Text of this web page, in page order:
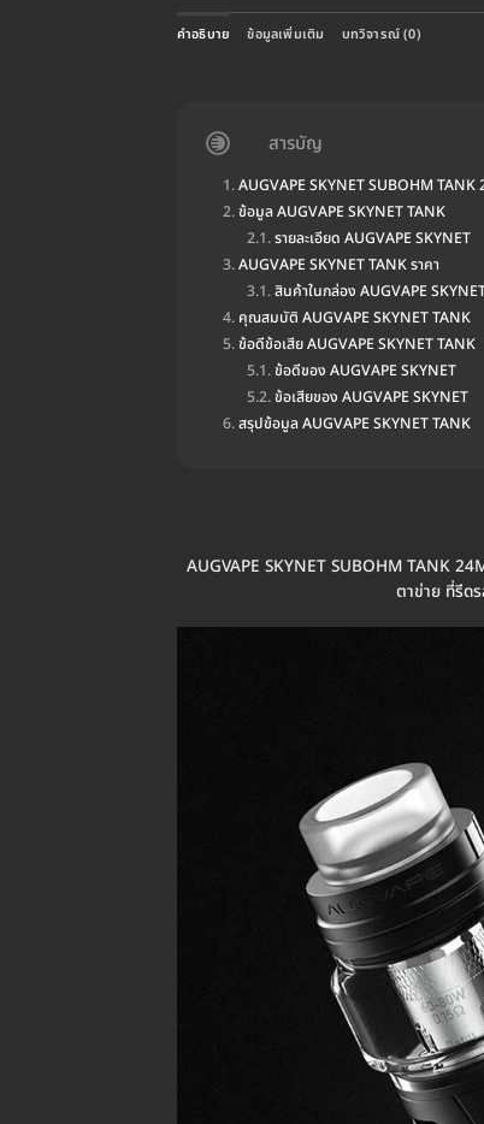
คำอธิบาย ข้อมูลเพิ่มเติม บทวิจารณ์ (0)
สารบัญ
AUGVAPE SKYNET SUBOHM TANK
ข้อมูล AUGVAPE SKYNET TANK
รายละเอียด AUGVAPE SKYNET
AUGVAPE SKYNET TANK ราคา
สินค้าในกล่อง AUGVAPE
คุณสมบัติ AUGVAPE SKYNET TANK
ข้อดีข้อเสีย AUGVAPE SKYNET TANK
ข้อดีของ AUGVAPE SKYNET
ข้อเสียของ AUGVAPE SKYNET
สรุปข้อมูล AUGVAPE SKYNET TANK
AUGVAPE SKYNET SUBOHM TANK
ตาข่าย ที่รีด